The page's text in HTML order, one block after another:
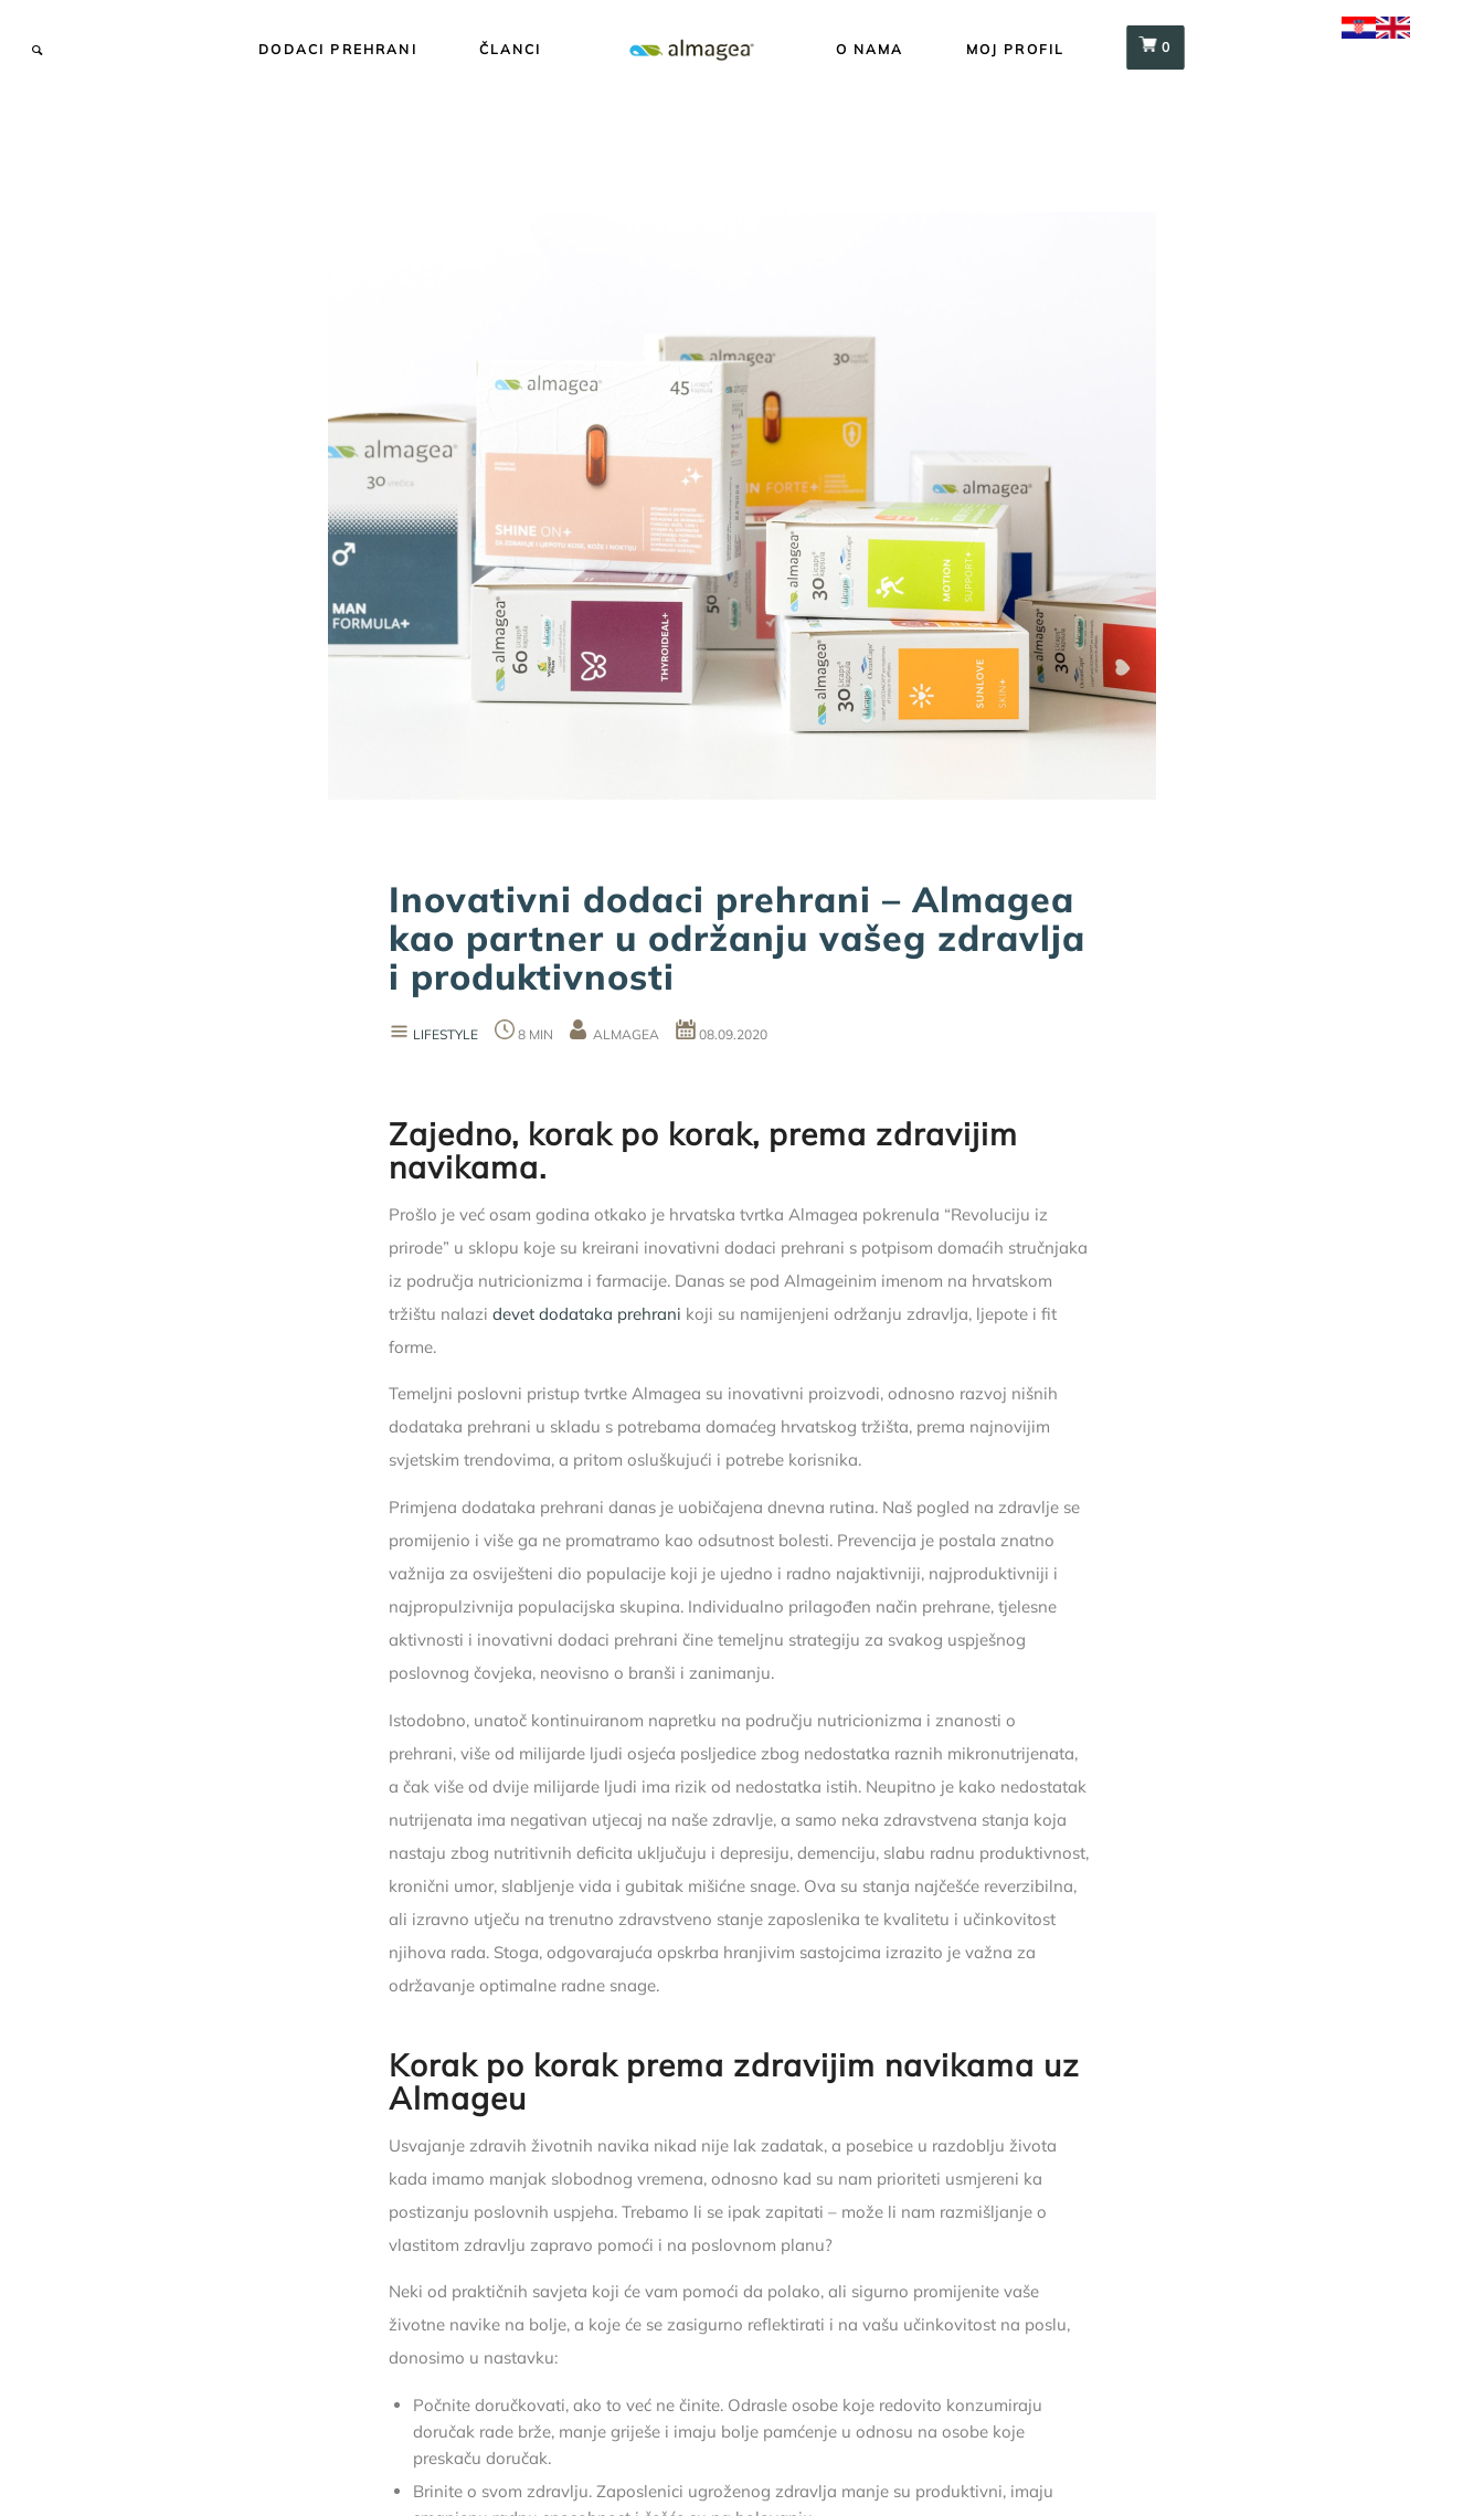
DODACI PREHRANI ČLANCI O NAMA MOJ PROFIL 0
Inovativni dodaci prehrani – Almagea
kao partner u održanju vašeg zdravlja
i produktivnosti
LIFESTYLE 8 MIN ALMAGEA 08.09.2020
Zajedno, korak po korak, prema zdravijim
navikama.
Prošlo je već osam godina otkako je hrvatska tvrtka Almagea pokrenula “Revoluciju iz
prirode” u sklopu koje su kreirani inovativni dodaci prehrani s potpisom domaćih stručnjaka
iz područja nutricionizma i farmacije. Danas se pod Almageinim imenom na hrvatskom
tržištu nalazidevet dodataka prehrani koji su namijenjeni održanju zdravlja, ljepote i fit
forme.
Temeljni poslovni pristup tvrtke Almagea su inovativni proizvodi, odnosno razvoj nišnih
dodataka prehrani u skladu s potrebama domaćeg hrvatskog tržišta, prema najnovijim
svjetskim trendovima, a pritom osluškujući i potrebe korisnika.
Primjena dodataka prehrani danas je uobičajena dnevna rutina. Naš pogled na zdravlje se
promijenio i više ga ne promatramo kao odsutnost bolesti. Prevencija je postala znatno
važnija za osviješteni dio populacije koji je ujedno i radno najaktivniji, najproduktivniji i
najpropulzivnija populacijska skupina. Individualno prilagođen način prehrane, tjelesne
aktivnosti i inovativni dodaci prehrani čine temeljnu strategiju za svakog uspješnog
poslovnog čovjeka, neovisno o branši i zanimanju.
Istodobno, unatoč kontinuiranom napretku na području nutricionizma i znanosti o
prehrani, više od milijarde ljudi osjeća posljedice zbog nedostatka raznih mikronutrijenata,
a čak više od dvije milijarde ljudi ima rizik od nedostatka istih. Neupitno je kako nedostatak
nutrijenata ima negativan utjecaj na naše zdravlje, a samo neka zdravstvena stanja koja
nastaju zbog nutritivnih deficita uključuju i depresiju, demenciju, slabu radnu produktivnost,
kronični umor, slabljenje vida i gubitak mišićne snage. Ova su stanja najčešće reverzibilna,
ali izravno utječu na trenutno zdravstveno stanje zaposlenika te kvalitetu i učinkovitost
njihova rada. Stoga, odgovarajuća opskrba hranjivim sastojcima izrazito je važna za
održavanje optimalne radne snage.
Korak po korak prema zdravijim navikama uz
Almageu
Usvajanje zdravih životnih navika nikad nije lak zadatak, a posebice u razdoblju života
kada imamo manjak slobodnog vremena, odnosno kad su nam prioriteti usmjereni ka
postizanju poslovnih uspjeha. Trebamo li se ipak zapitati – može li nam razmišljanje o
vlastitom zdravlju zapravo pomoći i na poslovnom planu?
Neki od praktičnih savjeta koji će vam pomoći da polako, ali sigurno promijenite vaše
životne navike na bolje, a koje će se zasigurno reflektirati i na vašu učinkovitost na poslu,
donosimo u nastavku:
Počnite doručkovati, ako to već ne činite. Odrasle osobe koje redovito konzumiraju
doručak rade brže, manje griješe i imaju bolje pamćenje u odnosu na osobe koje
preskaču doručak.
Brinite o svom zdravlju. Zaposlenici ugroženog zdravlja manje su produktivni, imaju